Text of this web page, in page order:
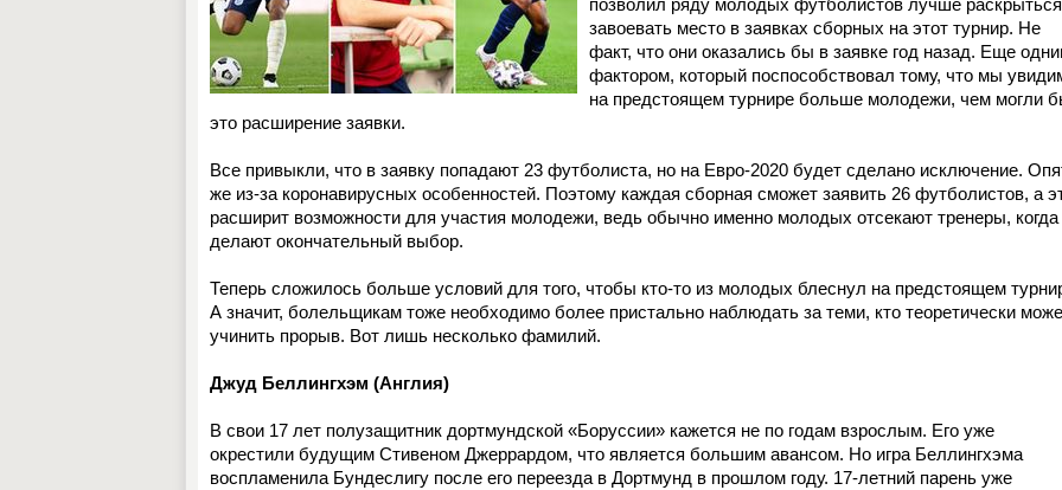
позволил ряду молодых футболистов лучше
завоевать место в заявках сборных на этот турнир. Не
факт, что они оказались бы в заявке год назад. Еще
фактором, который поспособствовал тому, что мы
на предстоящем турнире больше молодежи, чем могли
это расширение заявки.
Все привыкли, что в заявку попадают 23 футболиста, но на Евро-2020 будет сделано исключение.
же из-за коронавирусных особенностей. Поэтому каждая сборная сможет заявить 26 футболистов, а
расширит возможности для участия молодежи, ведь обычно именно молодых отсекают тренеры, когда
делают окончательный выбор.
Теперь сложилось больше условий для того, чтобы кто-то из молодых блеснул на предстоящем
А значит, болельщикам тоже необходимо более пристально наблюдать за теми, кто теоретически
учинить прорыв. Вот лишь несколько фамилий.
Джуд Беллингхэм (Англия)
В свои 17 лет полузащитник дортмундской «Боруссии» кажется не по годам взрослым. Его уже
окрестили будущим Стивеном Джеррардом, что является большим авансом. Но игра Беллингхэма
воспламенила Бундеслигу после его переезда в Дортмунд в прошлом году. 17-летний парень уже